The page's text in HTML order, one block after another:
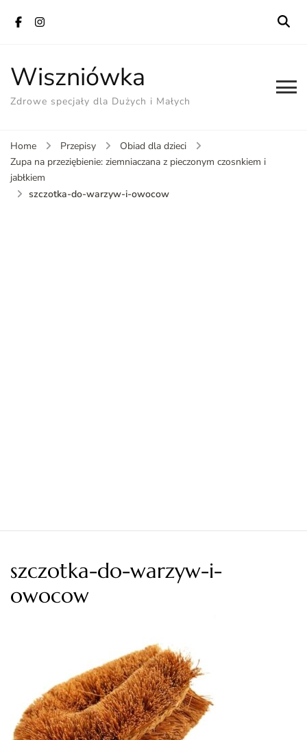
Wiszniówka
Zdrowe specjały dla Dużych i Małych
Home Przepisy
Obiad dla dzieci
Zupa na przeziębienie: ziemniaczana z pieczonym czosnkiem i
jabłkiem
szczotka-do-warzyw-i-owocow
szczotka-do-warzyw-i-
owocow